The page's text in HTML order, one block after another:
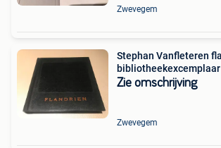
Zwevegem
Stephan Vanfleteren flandrien
bibliotheekexcemplaar
Zie omschrijving
Zwevegem